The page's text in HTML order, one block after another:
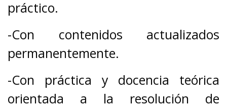
práctico.
-Con contenidos actualizados
permanentemente.
-Con práctica y docencia teórica
orientada a la resolución de